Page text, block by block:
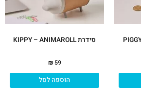
סידרת KIPPY – ANIMAROLL
₪ 59
הוספה לסל